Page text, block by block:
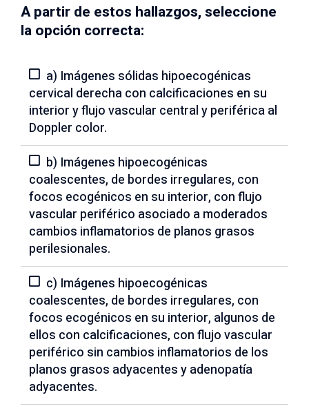
A partir de estos hallazgos, seleccione
la opción correcta:
a) Imágenes sólidas hipoecogénicas
cervical derecha con calcificaciones en su
interior y flujo vascular central y periférica al
Doppler color.
b) Imágenes hipoecogénicas
coalescentes, de bordes irregulares, con
focos ecogénicos en su interior, con flujo
vascular periférico asociado a moderados
cambios inflamatorios de planos grasos
perilesionales.
c) Imágenes hipoecogénicas
coalescentes, de bordes irregulares, con
focos ecogénicos en su interior, algunos de
ellos con calcificaciones, con flujo vascular
periférico sin cambios inflamatorios de los
planos grasos adyacentes y adenopatía
adyacentes.